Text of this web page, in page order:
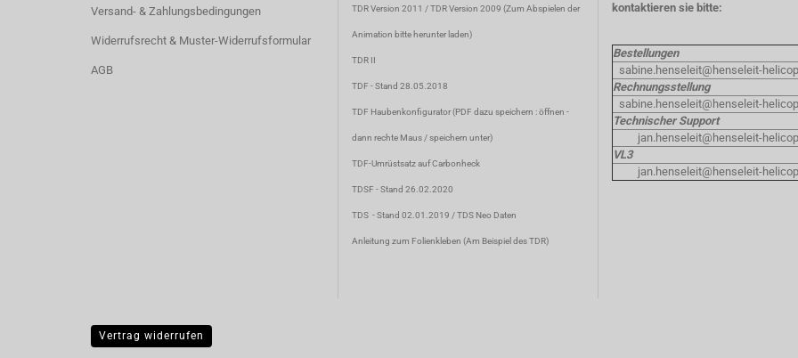
Versand- & Zahlungsbedingungen
Widerrufsrecht & Muster-Widerrufsformular
AGB
TDR Version 2011 /TDR Version 2009 (Zum Abspielen der
Animation bitte herunter laden)
TDR II
TDF - Stand 28.05.2018
TDF Haubenkonfigurator(PDF dazu speichern : öffnen -
dann rechte Maus / speichern unter)
TDF-Umrüstsatz auf Carbonheck
TDSF - Stand 26.02.2020
TDS - Stand 02.01.2019 /TDS Neo Daten
Anleitung zum Folienkleben (Am Beispiel des TDR)
kontaktieren sie bitte:
Bestellungen
sabine.henseleit@henseleit-
Rechnungsstellung
sabine.henseleit@henseleit-
Technischer Support
jan.henseleit@henseleit-
VL3
jan.henseleit@henseleit-
Vertrag widerrufen